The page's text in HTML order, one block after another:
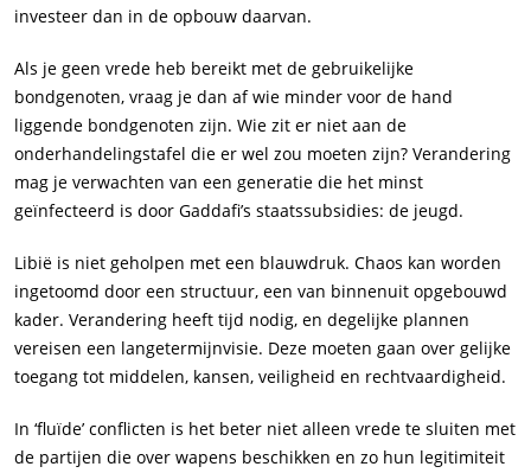
investeer dan in de opbouw daarvan.
Als je geen vrede heb bereikt met de gebruikelijke
bondgenoten, vraag je dan af wie minder voor de hand
liggende bondgenoten zijn. Wie zit er niet aan de
onderhandelingstafel die er wel zou moeten zijn? Verandering
mag je verwachten van een generatie die het minst
geïnfecteerd is door Gaddafi’s staatssubsidies: de jeugd.
Libië is niet geholpen met een blauwdruk. Chaos kan worden
ingetoomd door een structuur, een van binnenuit opgebouwd
kader. Verandering heeft tijd nodig, en degelijke plannen
vereisen een langetermijnvisie. Deze moeten gaan over gelijke
toegang tot middelen, kansen, veiligheid en rechtvaardigheid.
In ‘fluïde’ conflicten is het beter niet alleen vrede te sluiten met
de partijen die over wapens beschikken en zo hun legitimiteit